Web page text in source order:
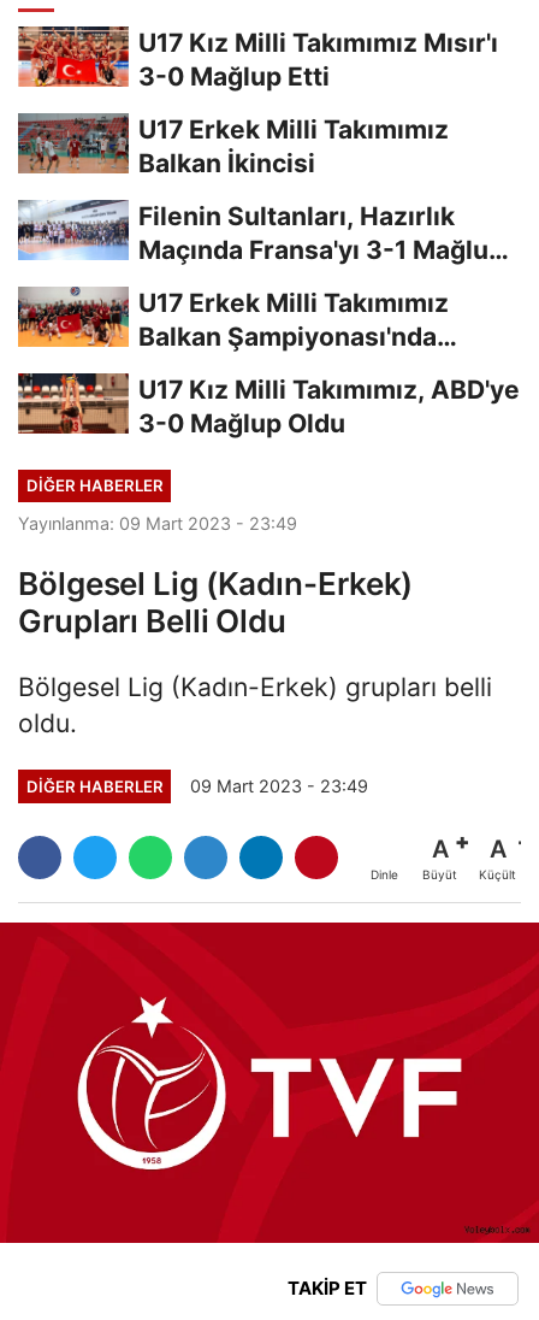
U17 Kız Milli Takımımız Mısır'ı
3-0 Mağlup Etti
U17 Erkek Milli Takımımız
Balkan İkincisi
Filenin Sultanları, Hazırlık
Maçında Fransa'yı 3-1 Mağlup
U17 Erkek Milli Takımımız
Balkan Şampiyonası'nda
U17 Kız Milli Takımımız, ABD'ye
3-0 Mağlup Oldu
DIĞER HABERLER
Yayınlanma: 09 Mart 2023 - 23:49
Bölgesel Lig (Kadın-Erkek)
Grupları Belli Oldu
Bölgesel Lig (Kadın-Erkek) grupları belli
oldu.
DIĞER HABERLER 09 Mart 2023 - 23:49
Dinle
A
Büyüt
A
Küçült
TAKİP ET